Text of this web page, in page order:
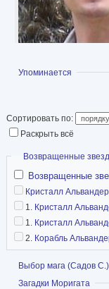
Показать
Упоминается
Сортировать по:
Раскрыть всё
Скрыть
Возвращенные
Возвращенные
Кристалл
1. Кристалл
1. Кристалл
2. Корабль
Показать
Выбор мага (Садов С.)
Показать
Загадки Моригата